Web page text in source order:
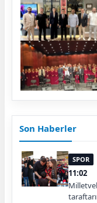
Son Haberler
SPOR
11:02